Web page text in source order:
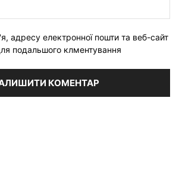
адресу електронної пошти та веб-сайт
подальшого клментування